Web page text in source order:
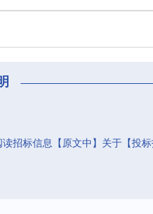
招标信息【原文中】关于【投